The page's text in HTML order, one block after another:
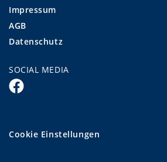
Impressum
AGB
Datenschutz
SOCIAL MEDIA
Cookie Einstellungen